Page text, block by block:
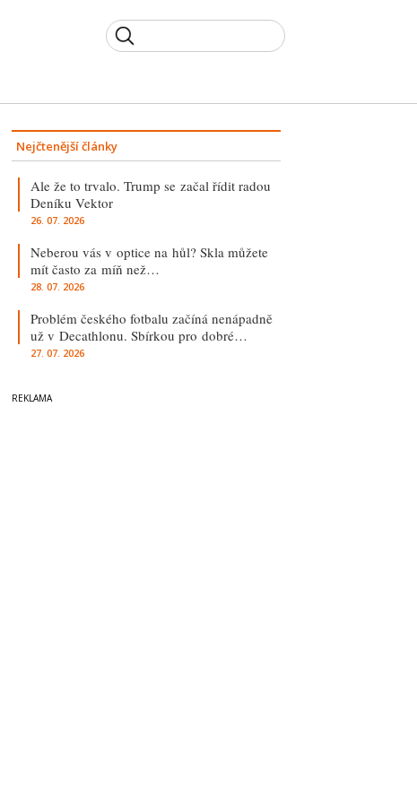
Nejčtenější články
Ale že to trvalo. Trump se začal řídit radou
Deníku Vektor
26. 07. 2026
Neberou vás v optice na hůl? Skla můžete
mít často za míň než…
28. 07. 2026
Problém českého fotbalu začíná nenápadně
už v Decathlonu. Sbírkou pro dobré…
27. 07. 2026